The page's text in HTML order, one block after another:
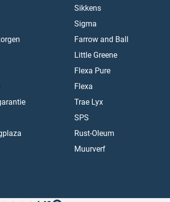
Sikkens
Sigma
Farrow and Ball
Little Greene
Flexa Pure
Flexa
Trae Lyx
SPS
Rust-Oleum
Muurverf